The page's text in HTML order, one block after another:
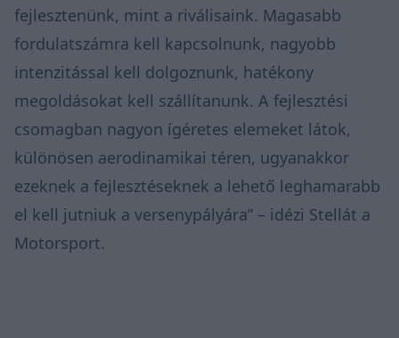
fejlesztenünk, mint a riválisaink. Magasabb
fordulatszámra kell kapcsolnunk, nagyobb
intenzitással kell dolgoznunk, hatékony
megoldásokat kell szállítanunk. A fejlesztési
csomagban nagyon ígéretes elemeket látok,
különösen aerodinamikai téren, ugyanakkor
ezeknek a fejlesztéseknek a lehető leghamarabb
el kell jutniuk a versenypályára” – idézi Stellát a
Motorsport.